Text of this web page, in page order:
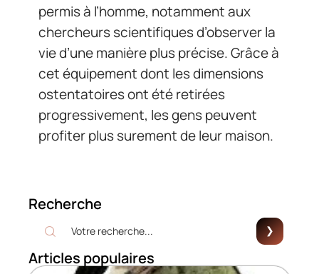
permis à l’homme, notamment aux
chercheurs scientifiques d’observer la
vie d’une manière plus précise. Grâce à
cet équipement dont les dimensions
ostentatoires ont été retirées
progressivement, les gens peuvent
profiter plus surement de leur maison.
Recherche
Articles populaires